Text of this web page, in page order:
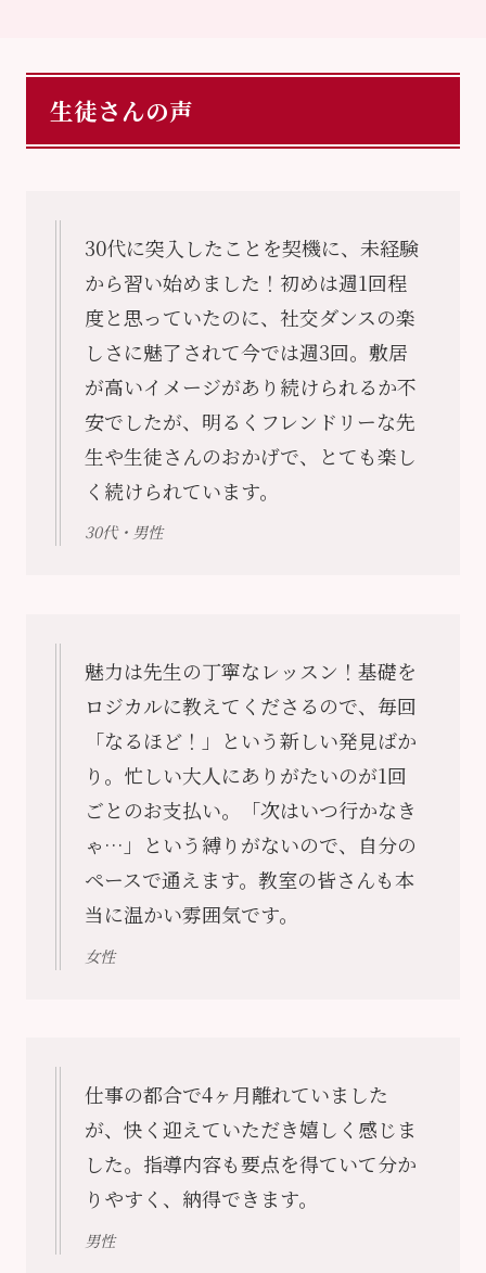
生徒さんの声
30代に突入したことを契機に、未経験
から習い始めました！初めは週1回程
度と思っていたのに、社交ダンスの楽
しさに魅了されて今では週3回。敷居
が高いイメージがあり続けられるか不
安でしたが、明るくフレンドリーな先
生や生徒さんのおかげで、とても楽し
く続けられています。
30代・男性
魅力は先生の丁寧なレッスン！基礎を
ロジカルに教えてくださるので、毎回
「なるほど！」という新しい発見ばか
り。忙しい大人にありがたいのが1回
ごとのお支払い。「次はいつ行かなき
ゃ…」という縛りがないので、自分の
ペースで通えます。教室の皆さんも本
当に温かい雰囲気です。
女性
仕事の都合で4ヶ月離れていました
が、快く迎えていただき嬉しく感じま
した。指導内容も要点を得ていて分か
りやすく、納得できます。
男性